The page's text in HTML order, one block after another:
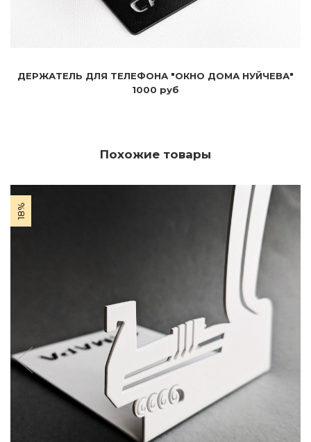
ДЕРЖАТЕЛЬ ДЛЯ ТЕЛЕФОНА "ОКНО ДОМА НУЙЧЕВА"
1000 руб
Похожие товары
18%